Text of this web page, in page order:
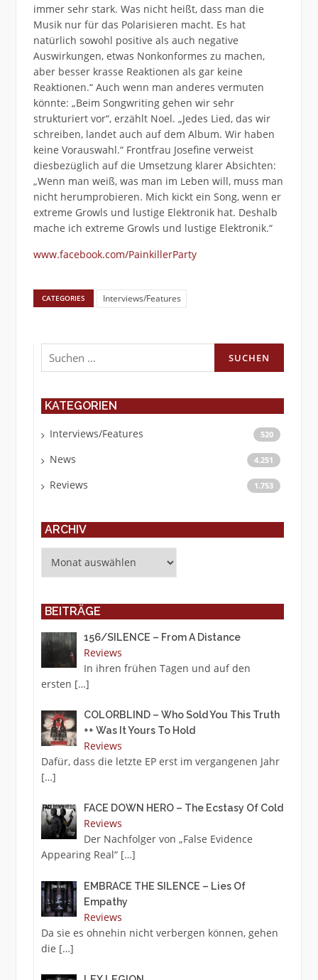
immer sehr stark. Was nicht heißt, dass man die
Musik nur für das Polarisieren macht. Es hat
natürlich sowohl positive als auch negative
Auswirkungen, etwas Nonkonformes zu machen,
aber besser krasse Reaktionen als gar keine
Reaktionen.“ Auch wenn man anderes vermuten
könnte: „Beim Songwriting gehen wir sehr
strukturiert vor“, erzählt Noel. „Jedes Lied, das wir
schreiben, landet auch auf dem Album. Wir haben
keine Vorauswahl.“ Frontfrau Josefine verweist
diesbezüglich auf die Umsetzung klarer Absichten:
„Wenn man weiß, was man im Leben will, muss man
nicht herumprobieren. Mich kickt ein Song, wenn er
extreme Growls und lustige Elektronik hat. Deshalb
mache ich extreme Growls und lustige Elektronik.“
www.facebook.com/PainkillerParty
CATEGORIES Interviews/Features
Suchen
nach:
KATEGORIEN
Interviews/Features 520
News 4.251
Reviews 1.753
ARCHIV
BEITRÄGE
156/SILENCE – From A Distance
Reviews
In ihren frühen Tagen und auf den
ersten […]
COLORBLIND – Who Sold You This Truth
++ Was It Yours To Hold
Reviews
Dafür, dass die letzte EP erst im vergangenen Jahr
[…]
FACE DOWN HERO – The Ecstasy Of Cold
Reviews
Der Nachfolger von „False Evidence
Appearing Real“ […]
EMBRACE THE SILENCE – Lies Of
Empathy
Reviews
Da sie es ohnehin nicht verbergen können, gehen
die […]